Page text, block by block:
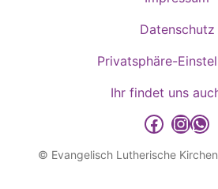
Datenschutz
Privatsphäre-
Ihr findet uns
detmold-lutherisch auf
detmold-detmold-
© Evangelisch Lutherische